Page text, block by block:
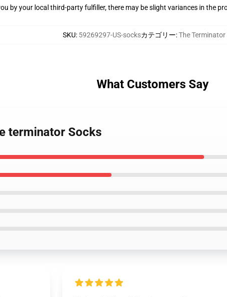
by your local third-party fulfiller, there may be slight variances in the
SKU: 59269297-US-socksカテゴリー:The Terminator
What Customers Say
terminator Socks